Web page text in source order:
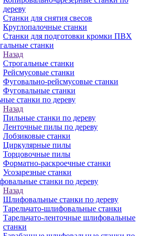
дереву
Станки для снятия свесов
Круглопалочные станки
Станки для подготовки кромки ПВХ
станки
Назад
Строгальные станки
Рейсмусовые станки
Фуговально-рейсмусовые станки
Фуговальные станки
станки по дереву
Назад
Пильные станки по дереву
Ленточные пилы по дереву
Лобзиковые станки
Циркулярные пилы
Торцовочные пилы
Форматно-раскроечные станки
Усозарезные станки
станки по дереву
Назад
Шлифовальные станки по дереву
Тарельчато-шлифовальные станки
Тарельчато-ленточные шлифовальные
станки